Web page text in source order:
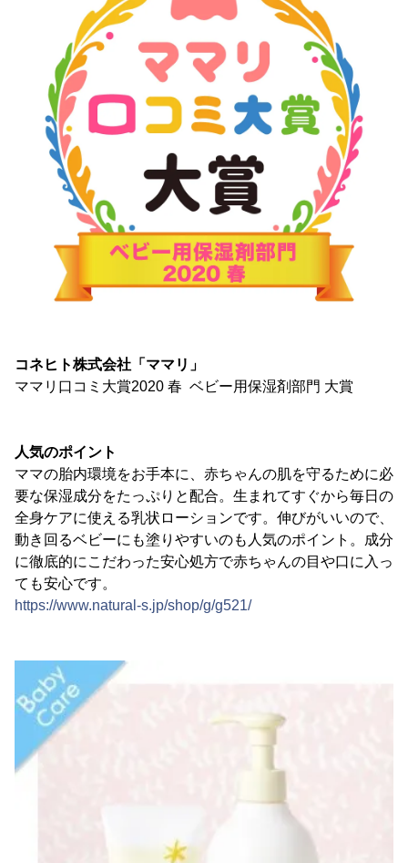
コネヒト株式会社「ママリ」
ママリ口コミ大賞2020 春 ベビー用保湿剤部門 大賞
人気のポイント
ママの胎内環境をお手本に、赤ちゃんの肌を守るために必
要な保湿成分をたっぷりと配合。生まれてすぐから毎日の
全身ケアに使える乳状ローションです。伸びがいいので、
動き回るベビーにも塗りやすいのも人気のポイント。成分
に徹底的にこだわった安心処方で赤ちゃんの目や口に入っ
ても安心です。
https://www.natural-s.jp/shop/g/g521/